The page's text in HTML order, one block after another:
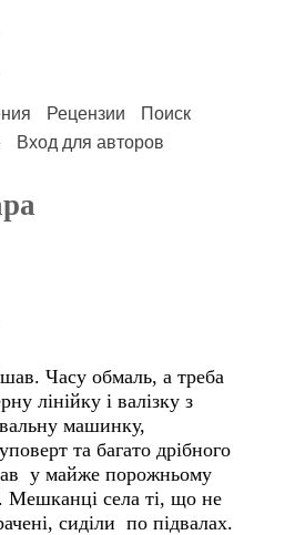
Рецензии
Поиск
Вход для авторов
Часу обмаль, а треба
лінійку і валізку з
машинку,
та багато дрібного
у майже порожньому
Мешканці села ті, що не
сиділи по підвалах.